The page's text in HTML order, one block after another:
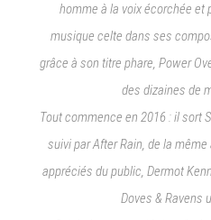
homme à la voix écorchée et
musique celte dans ses
grâce à son titre phare, Power
des dizaines de
Tout commence en 2016 : il sort
suivi par After Rain, de la
appréciés du public, Dermot
Doves & Ravens